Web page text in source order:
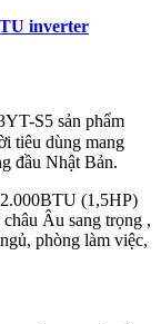
inverter
S5 sản phẩm
tiêu dùng mang
đầu Nhật Bản.
(1,5HP)
Âu sang trọng ,
phòng làm việc,